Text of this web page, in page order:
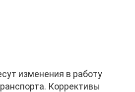
изменения в работу
Коррективы